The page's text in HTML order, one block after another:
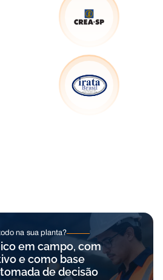
na sua planta?
em campo, com
e como base
de decisão